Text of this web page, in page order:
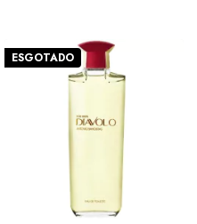
ESGOTADO